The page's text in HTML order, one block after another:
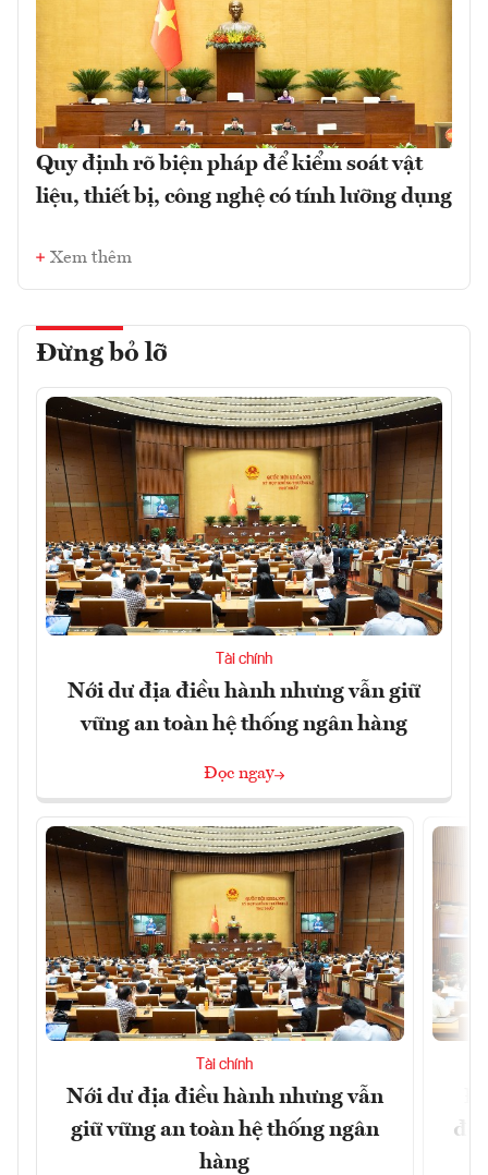
Quy định rõ biện pháp để kiểm soát vật
liệu, thiết bị, công nghệ có tính lưỡng dụng
Xem thêm
Đừng bỏ lỡ
Tài chính
Nới dư địa điều hành nhưng vẫn giữ
vững an toàn hệ thống ngân hàng
Đọc ngay
Tài chính
Nới dư địa điều hành nhưng vẫn
giữ vững an toàn hệ thống ngân
hàng